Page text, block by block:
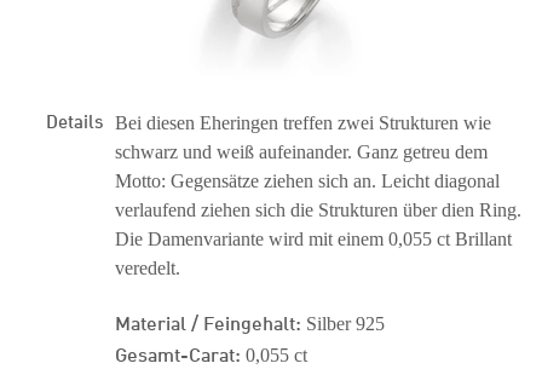
Details Bei diesen Eheringen treffen zwei Strukturen wie
schwarz und weiß aufeinander. Ganz getreu dem
Motto: Gegensätze ziehen sich an. Leicht diagonal
verlaufend ziehen sich die Strukturen über dien Ring.
Die Damenvariante wird mit einem 0,055 ct Brillant
veredelt.
Material / Feingehalt: Silber 925
Gesamt-Carat: 0,055 ct